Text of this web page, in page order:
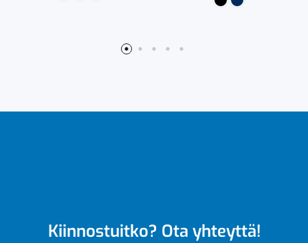
Kiinnostuitko? Ota yhteyttä!